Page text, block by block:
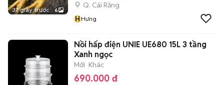
37 giây trước 6
Q. Cái Răng
HHưng
Nồi hấp điện UNIE UE680 15L 3 tầng
Xanh ngọc
Mới Khác
690.000 đ